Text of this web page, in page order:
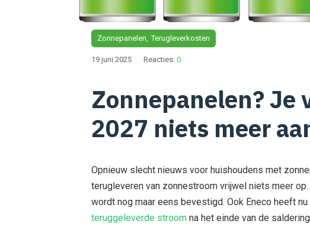
Zonnepanelen Terugleverkosten
19 juni 2025 Reacties: 0
Zonnepanelen? Je
2027 niets meer
Opnieuw slecht nieuws voor huishoudens met
terugleveren van zonnestroom vrijwel niets meer
wordt nog maar eens bevestigd. Ook Eneco heeft
teruggeleverde stroom na het einde van de